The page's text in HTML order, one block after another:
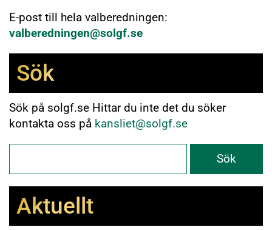
E-post till hela valberedningen:
valberedningen@solgf.se
Sök
Sök på solgf.se Hittar du inte det du söker
kontakta oss på kansliet@solgf.se
Aktuellt